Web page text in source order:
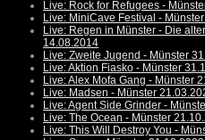
Live: Rock for Refugees -
Live: MiniCave Festival -
Live: Regen in Münster - Die
14.08.2014
Live: Zweite Jugend - Münster
Live: Aktion Fiasko - Münster
Live: Alex Mofa Gang - Münster
Live: Madsen - Münster
Live: Agent Side Grinder -
Live: The Ocean - Münster
Live: This Will Destroy You -